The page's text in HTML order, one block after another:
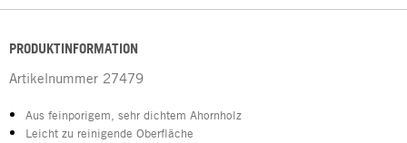
PRODUKTINFORMATION
Artikelnummer 27479
Aus feinporigem, sehr dichtem Ahornholz
Leicht zu reinigende Oberfläche